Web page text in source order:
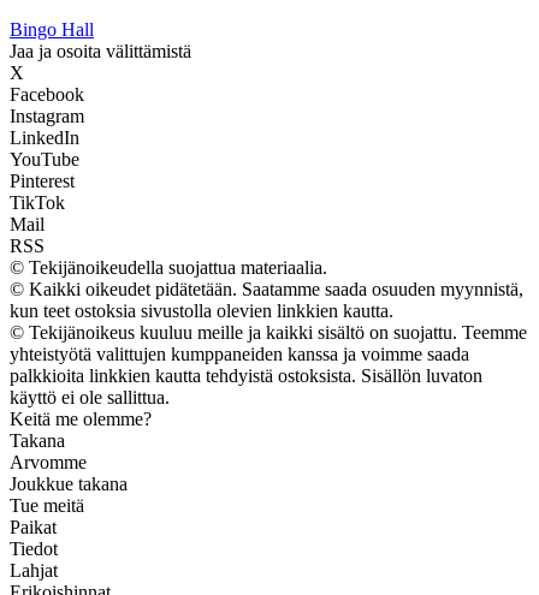
Bingo Hall
Jaa ja osoita välittämistä
X
Facebook
Instagram
LinkedIn
YouTube
Pinterest
TikTok
Mail
RSS
© Tekijänoikeudella suojattua materiaalia.
© Kaikki oikeudet pidätetään. Saatamme saada osuuden myynnistä,
kun teet ostoksia sivustolla olevien linkkien kautta.
© Tekijänoikeus kuuluu meille ja kaikki sisältö on suojattu. Teemme
yhteistyötä valittujen kumppaneiden kanssa ja voimme saada
palkkioita linkkien kautta tehdyistä ostoksista. Sisällön luvaton
käyttö ei ole sallittua.
Keitä me olemme?
Takana
Arvomme
Joukkue takana
Tue meitä
Paikat
Tiedot
Lahjat